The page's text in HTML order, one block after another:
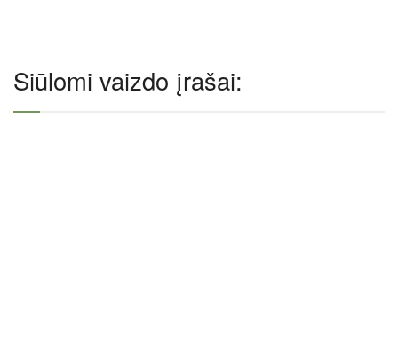
Siūlomi vaizdo įrašai: